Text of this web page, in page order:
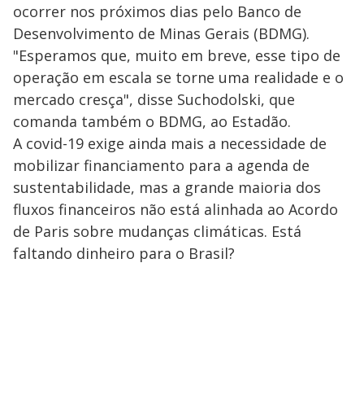
ocorrer nos próximos dias pelo Banco de
Desenvolvimento de Minas Gerais (BDMG).
"Esperamos que, muito em breve, esse tipo de
operação em escala se torne uma realidade e o
mercado cresça", disse Suchodolski, que
comanda também o BDMG, ao Estadão.
A covid-19 exige ainda mais a necessidade de
mobilizar financiamento para a agenda de
sustentabilidade, mas a grande maioria dos
fluxos financeiros não está alinhada ao Acordo
de Paris sobre mudanças climáticas. Está
faltando dinheiro para o Brasil?